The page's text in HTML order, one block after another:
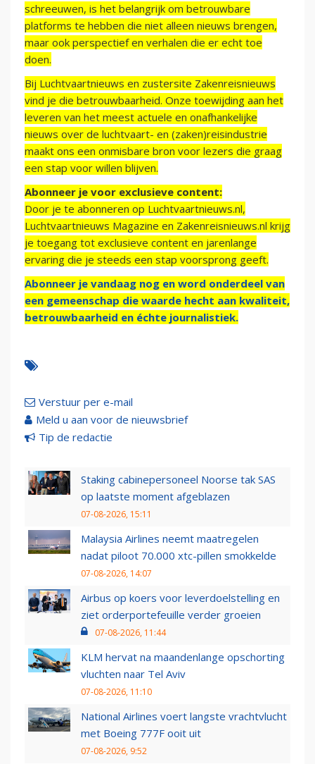
schreeuwen, is het belangrijk om betrouwbare
platforms te hebben die niet alleen nieuws brengen,
maar ook perspectief en verhalen die er echt toe
doen.
Bij Luchtvaartnieuws en zustersite Zakenreisnieuws
vind je die betrouwbaarheid. Onze toewijding aan het
leveren van het meest actuele en onafhankelijke
nieuws over de luchtvaart- en (zaken)reisindustrie
maakt ons een onmisbare bron voor lezers die graag
een stap voor willen blijven.
Abonneer je voor exclusieve content:
Door je te abonneren op Luchtvaartnieuws.nl,
Luchtvaartnieuws Magazine en Zakenreisnieuws.nl krijg
je toegang tot exclusieve content en jarenlange
ervaring die je steeds een stap voorsprong geeft.
Abonneer je vandaag nog en word onderdeel van
een gemeenschap die waarde hecht aan kwaliteit,
betrouwbaarheid en échte journalistiek.
Verstuur per e-mail
Meld u aan voor de nieuwsbrief
Tip de redactie
Staking cabinepersoneel Noorse tak SAS
op laatste moment afgeblazen
07-08-2026, 15:11
Malaysia Airlines neemt maatregelen
nadat piloot 70.000 xtc-pillen smokkelde
07-08-2026, 14:07
Airbus op koers voor leverdoelstelling en
ziet orderportefeuille verder groeien
07-08-2026, 11:44
KLM hervat na maandenlange opschorting
vluchten naar Tel Aviv
07-08-2026, 11:10
National Airlines voert langste vrachtvlucht
met Boeing 777F ooit uit
07-08-2026, 9:52